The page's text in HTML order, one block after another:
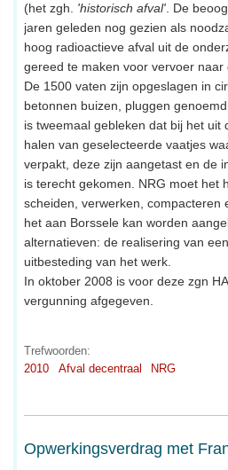
(het zgh. 'historisch afval'. De
jaren geleden nog gezien als
hoog radioactieve afval uit de
gereed te maken voor vervoer naar
De 1500 vaten zijn opgeslagen in
betonnen buizen, pluggen
is tweemaal gebleken dat bij het uit
halen van geselecteerde vaatjes
verpakt, deze zijn aangetast en de
is terecht gekomen. NRG moet het
scheiden, verwerken, compacteren
het aan Borssele kan worden
alternatieven: de realisering van
uitbesteding van het werk.
In oktober 2008 is voor deze zgn
vergunning afgegeven.
Trefwoorden:
2010
Afval decentraal NRG
Opwerkingsverdrag met